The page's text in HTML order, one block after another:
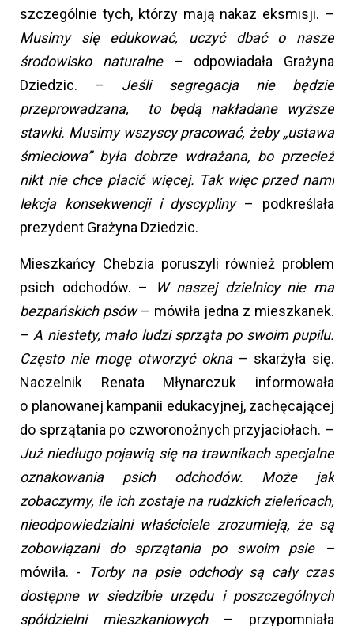
szczególnie tych, którzy mają nakaz eksmisji. –
Musimy się edukować, uczyć dbać o nasze
środowisko naturalne– odpowiadała Grażyna
Dziedzic. – Jeśli segregacja nie będzie
przeprowadzana, to będą nakładane wyższe
stawki. Musimy wszyscy pracować, żeby „ustawa
śmieciowa” była dobrze wdrażana, bo przecież
nikt nie chce płacić więcej. Tak więc przed nami
lekcja konsekwencji i dyscypliny – podkreślała
prezydent Grażyna Dziedzic.
Mieszkańcy Chebzia poruszyli również problem
psich odchodów. –
W naszej dzielnicy nie ma
bezpańskich psów– mówiła jedna z mieszkanek.
– A niestety, mało ludzi sprząta po swoim pupilu.
Często nie mogę otworzyć okna– skarżyła się.
Naczelnik Renata Młynarczuk informowała
o planowanej kampanii edukacyjnej, zachęcającej
do sprzątania po czworonożnych przyjaciołach. –
Już niedługo pojawią się na trawnikach specjalne
oznakowania psich odchodów. Może jak
zobaczymy, ile ich zostaje na rudzkich zieleńcach,
nieodpowiedzialni właściciele zrozumieją, że są
zobowiązani do sprzątania po swoim psie –
mówiła. -
Torby na psie odchody są cały czas
dostępne w siedzibie urzędu i poszczególnych
spółdzielni mieszkaniowych– przypomniała